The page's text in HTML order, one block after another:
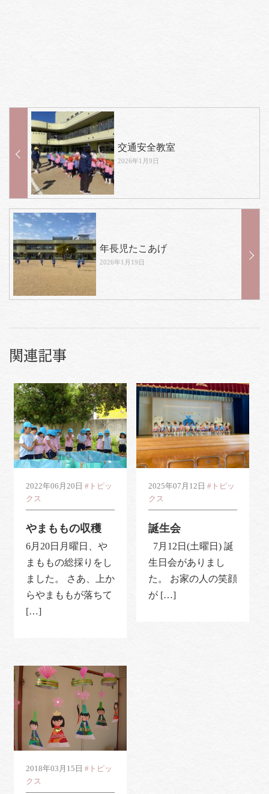
交通安全教室
2026年1月9日
年長児たこあげ
2026年1月19日
関連記事
2022年06月20日 #トピッ
クス
やまももの収穫
6月20日月曜日、や
まももの総採りをし
ました。 さあ、上か
らやまももが落ちて
[…]
2025年07月12日#トピッ
クス
誕生会
7月12日(土曜日) 誕
生日会がありまし
た。 お家の人の笑顔
が […]
2018年03月15日 #トピッ
クス